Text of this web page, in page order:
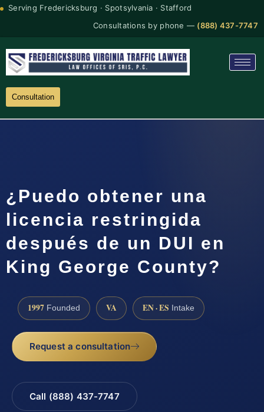
Serving Fredericksburg · Spotsylvania · Stafford
Consultations by phone — (888) 437-7747
Consultation
¿Puedo obtener una
licencia restringida
después de un DUI en
King George County?
1997 Founded VA EN · ES Intake
Request a consultation
Call (888) 437-7747